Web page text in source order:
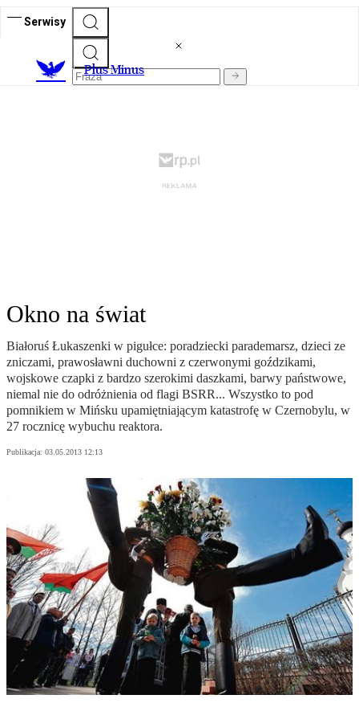
Serwisy
Plus Minus
Okno na świat
Białoruś Łukaszenki w pigułce: poradziecki parademarsz, dzieci ze
zniczami, prawosławni duchowni z czerwonymi goździkami,
wojskowe czapki z bardzo szerokimi daszkami, barwy państwowe,
niemal nie do odróżnienia od flagi BSRR... Wszystko to pod
pomnikiem w Mińsku upamiętniającym katastrofę w Czernobylu, w
27 rocznicę wybuchu reaktora.
Publikacja: 03.05.2013 12:13